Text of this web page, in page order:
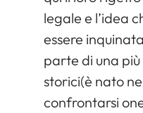
legale e l’idea
essere
parte di una
storici(è nato
confrontarsi